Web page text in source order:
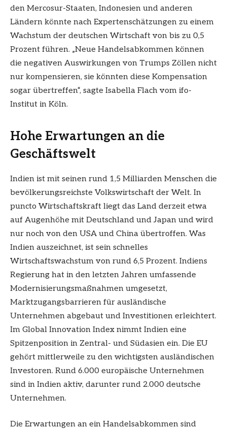
den Mercosur-Staaten, Indonesien und anderen
Ländern könnte nach Expertenschätzungen zu einem
Wachstum der deutschen Wirtschaft von bis zu 0,5
Prozent führen. „Neue Handelsabkommen können
die negativen Auswirkungen von Trumps Zöllen nicht
nur kompensieren, sie könnten diese Kompensation
sogar übertreffen“, sagte Isabella Flach vom ifo-
Institut in Köln.
Hohe Erwartungen an die
Geschäftswelt
Indien ist mit seinen rund 1,5 Milliarden Menschen die
bevölkerungsreichste Volkswirtschaft der Welt. In
puncto Wirtschaftskraft liegt das Land derzeit etwa
auf Augenhöhe mit Deutschland und Japan und wird
nur noch von den USA und China übertroffen. Was
Indien auszeichnet, ist sein schnelles
Wirtschaftswachstum von rund 6,5 Prozent. Indiens
Regierung hat in den letzten Jahren umfassende
Modernisierungsmaßnahmen umgesetzt,
Marktzugangsbarrieren für ausländische
Unternehmen abgebaut und Investitionen erleichtert.
Im Global Innovation Index nimmt Indien eine
Spitzenposition in Zentral- und Südasien ein. Die EU
gehört mittlerweile zu den wichtigsten ausländischen
Investoren. Rund 6.000 europäische Unternehmen
sind in Indien aktiv, darunter rund 2.000 deutsche
Unternehmen.
Die Erwartungen an ein Handelsabkommen sind